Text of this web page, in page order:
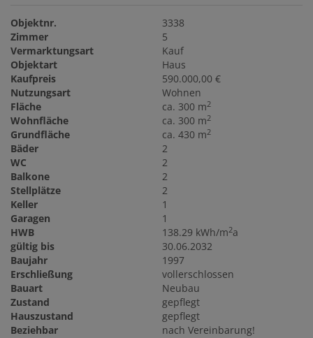
Objektnr.
3338
Zimmer
5
Vermarktungsart
Kauf
Objektart
Haus
Kaufpreis
590.000,00 €
Nutzungsart
Wohnen
Fläche
ca. 300 m2
Wohnfläche ca. 300 m2
Grundfläche ca. 430 m2
Bäder
2
WC
2
Balkone
2
Stellplätze
2
Keller
1
Garagen
1
HWB
138.29 kWh/m2a
gültig bis
30.06.2032
Baujahr
1997
Erschließung
vollerschlossen
Bauart
Neubau
Zustand
gepflegt
Hauszustand
gepflegt
Beziehbar
nach Vereinbarung!